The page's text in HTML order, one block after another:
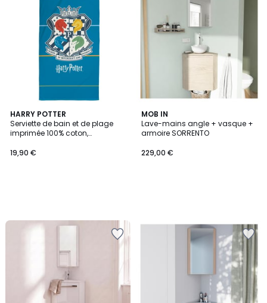
HARRY POTTER
Serviette de bain et de plage
imprimée 100% coton,
19,90 €
MOB IN
Lave-mains angle + vasque +
armoire SORRENTO
229,00 €